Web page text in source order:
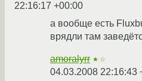
22:16:17 +00:00
а вообще есть
врядли там
amoralyrr ★☆
04.03.2008 22:16:43